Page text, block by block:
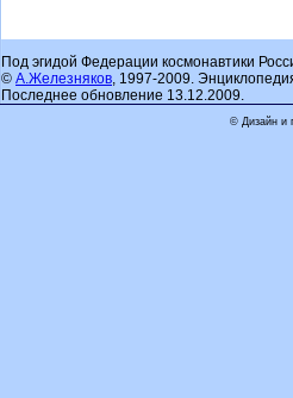
Под эгидой Федерации космонавтики
© А.Железняков, 1997-2009.
Последнее обновление 13.12.2009.
© Дизайн и